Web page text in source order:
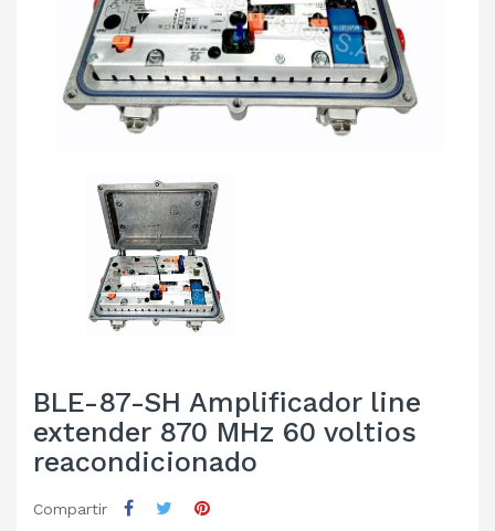
BLE-87-SH Amplificador line
extender 870 MHz 60 voltios
reacondicionado
Compartir